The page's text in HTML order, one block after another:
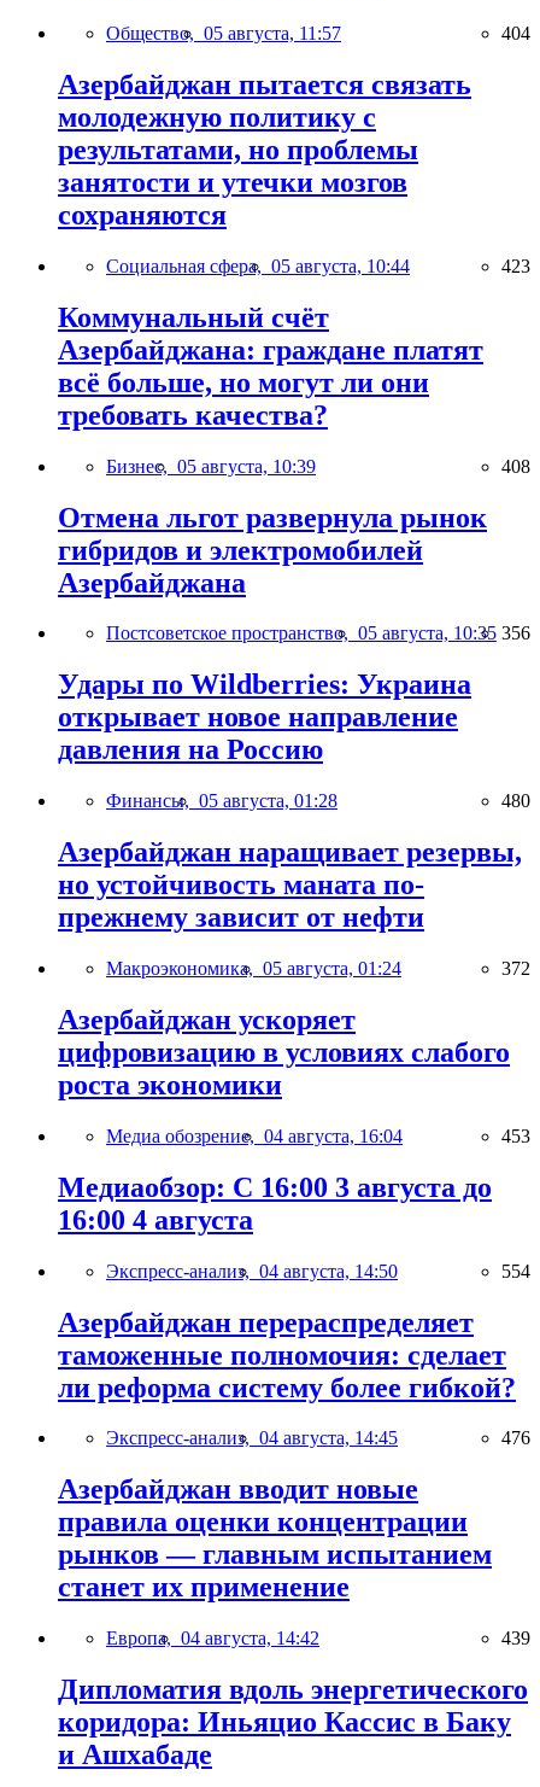
Общество, 05 августа, 11:57 404
Азербайджан пытается связать
молодежную политику с
результатами, но проблемы
занятости и утечки мозгов
сохраняются
Социальная сфера, 05 августа, 10:44 423
Коммунальный счёт
Азербайджана: граждане платят
всё больше, но могут ли они
требовать качества?
Бизнес, 05 августа, 10:39 408
Отмена льгот развернула рынок
гибридов и электромобилей
Азербайджана
Постсоветское пространство, 05 августа, 10:35 356
Удары по Wildberries: Украина
открывает новое направление
давления на Россию
Финансы, 05 августа, 01:28 480
Азербайджан наращивает резервы,
но устойчивость маната по-
прежнему зависит от нефти
Макроэкономика, 05 августа, 01:24 372
Азербайджан ускоряет
цифровизацию в условиях слабого
роста экономики
Медиа обозрение, 04 августа, 16:04 453
Медиаобзор: С 16:00 3 августа до
16:00 4 августа
Экспресс-анализ, 04 августа, 14:50 554
Азербайджан перераспределяет
таможенные полномочия: сделает
ли реформа систему более гибкой?
Экспресс-анализ, 04 августа, 14:45 476
Азербайджан вводит новые
правила оценки концентрации
рынков — главным испытанием
станет их применение
Европа, 04 августа, 14:42 439
Дипломатия вдоль энергетического
коридора: Иньяцио Кассис в Баку
и Ашхабаде